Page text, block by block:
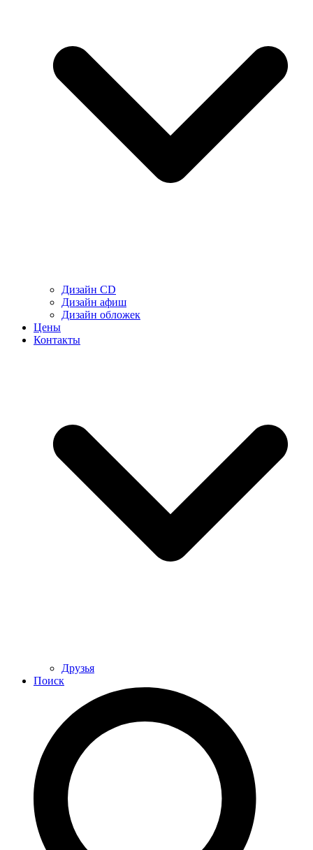
Дизайн CD
Дизайн афиш
Дизайн обложек
Цены
Контакты
Друзья
Поиск